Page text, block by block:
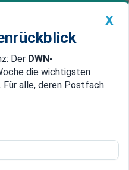
Geldanlage Premium
China
tötet Mann mit
Straße
X
Der DWN-
die wichtigsten
alle, deren Postfach